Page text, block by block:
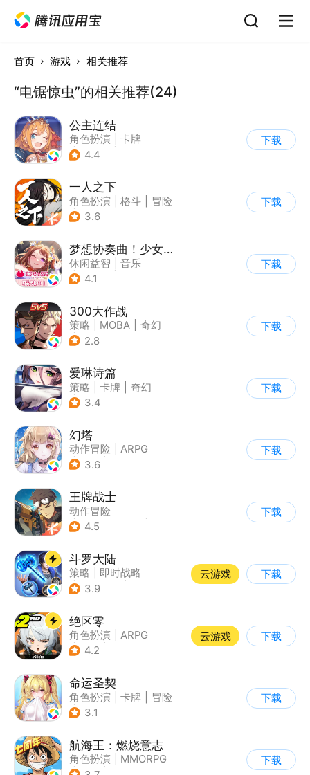
首页 游戏 相关推荐
“电锯惊虫”的相关推荐(24)
公主连结
角色扮演
卡牌
| 异世界
4.4
下载
一人之下
角色扮演 格斗
冒险
| 一人之下
3.6
下载
梦想协奏曲！少女乐团派对！
休闲益智
音乐
| 美少女
4.1
下载
300大作战
策略 MOBA
奇幻
| 5v5
2.8
下载
爱琳诗篇
策略 卡牌
奇幻
| 美少女
3.4
下载
幻塔
动作冒险
ARPG
| 奇幻
3.6
下载
王牌战士
动作冒险
| 第一人称射击
4.5
下载
斗罗大陆
策略
即时战略
| 小说改编
3.9
云游戏 下载
绝区零
角色扮演
ARPG
| 冒险
4.2
云游戏 下载
命运圣契
角色扮演 卡牌
冒险
| 美少女
3.1
下载
航海王：燃烧意志
角色扮演
MMORPG
下载